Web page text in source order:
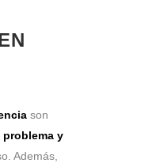
son
y
Además,